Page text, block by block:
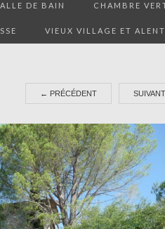
DE BAIN CHAMBRE
VIEUX VILLAGE ET
← PRÉCÉDENT SUIVANT